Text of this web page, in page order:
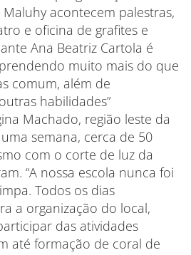
acontecem palestras,
e oficina de grafites e
Ana Beatriz Cartola é
muito mais do que
comum, além de
habilidades”
Machado, região leste da
semana, cerca de 50
com o corte de luz da
“A nossa escola nunca foi
Todos os dias
a organização do local,
das atividades
até formação de coral de